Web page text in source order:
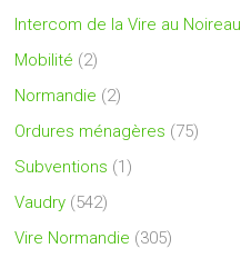
Intercom de la Vire au Noireau
Mobilité (2)
Normandie (2)
Ordures ménagères (75)
Subventions (1)
Vaudry (542)
Vire Normandie (305)